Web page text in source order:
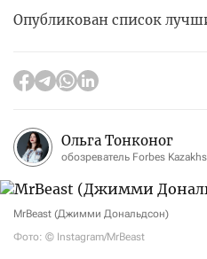
Опубликован список
Ольга Тонконог
обозреватель Forbes
MrBeast (Джимми Дональдсон)
Фото: © Instagram/MrBeast